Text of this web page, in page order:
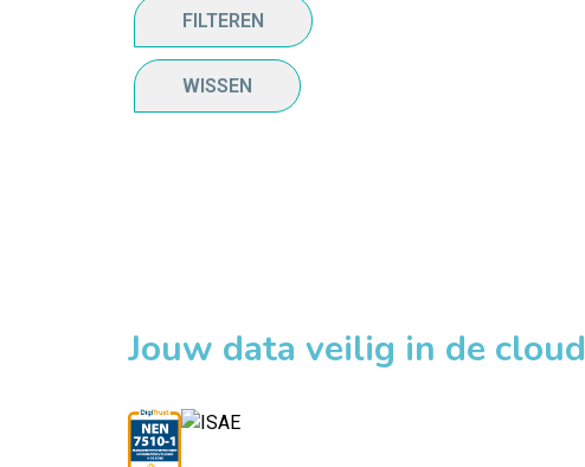
FILTEREN
WISSEN
Jouw data veilig in de cloud